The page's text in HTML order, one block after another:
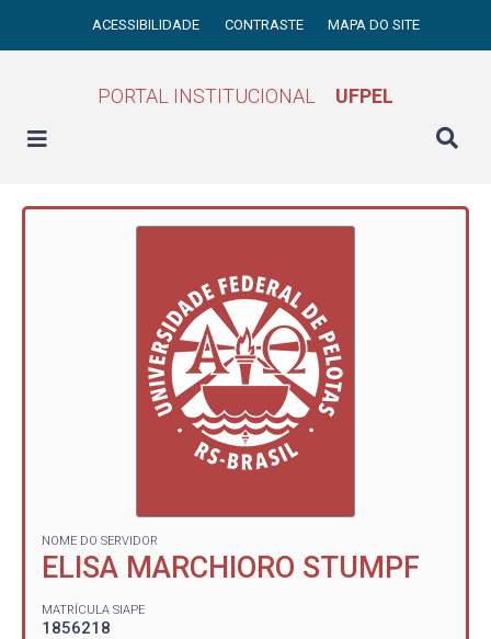
ACESSIBILIDADE CONTRASTE MAPA DO SITE
PORTAL INSTITUCIONAL UFPEL
NOME DO SERVIDOR
ELISA MARCHIORO STUMPF
MATRÍCULA SIAPE
1856218